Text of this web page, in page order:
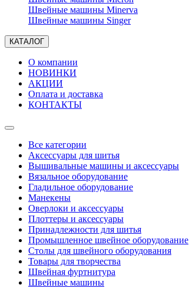
Швейные машины Minerva
Швейные машины Singer
КАТАЛОГ
О компании
НОВИНКИ
АКЦИИ
Оплата и доставка
КОНТАКТЫ
Все категории
Аксессуары для шитья
Вышивальные машины и аксессуары
Вязальное оборудование
Гладильное оборудование
Манекены
Оверлоки и аксессуары
Плоттеры и аксессуары
Принадлежности для шитья
Промышленное швейное оборудование
Столы для швейного оборудования
Товары для творчества
Швейная фуртнитура
Швейные машины